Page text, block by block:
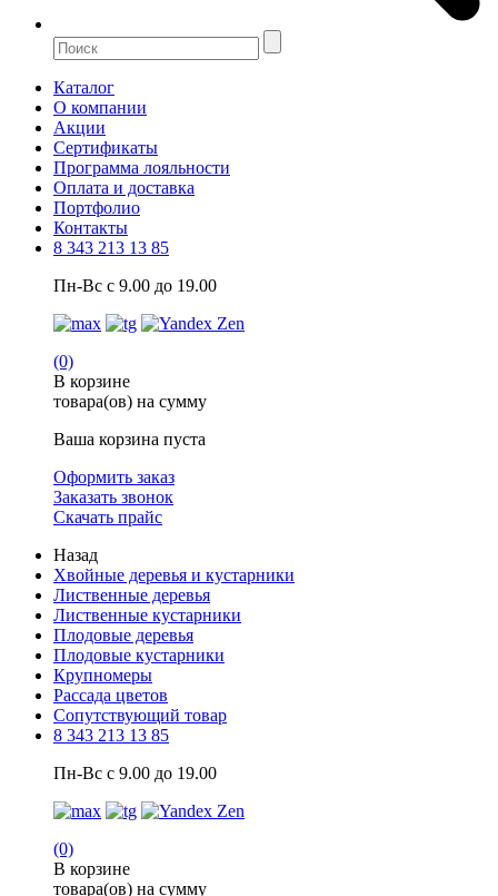
Каталог
О компании
Акции
Сертификаты
Программа лояльности
Оплата и доставка
Портфолио
Контакты
8 343 213 13 85
Пн-Вс с 9.00 до 19.00
(0)
В корзине
товара(ов) на сумму
Ваша корзина пуста
Оформить заказ
Заказать звонок
Скачать прайс
Назад
Хвойные деревья и кустарники
Лиственные деревья
Лиственные кустарники
Плодовые деревья
Плодовые кустарники
Крупномеры
Рассада цветов
Сопутствующий товар
8 343 213 13 85
Пн-Вс с 9.00 до 19.00
(0)
В корзине
товара(ов) на сумму